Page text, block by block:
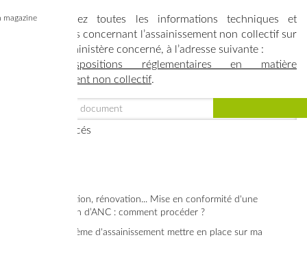
magazine
Vous trouverez toutes les informations techniques et
réglementaires concernant l’assainissement non collectif sur
le portail du ministère concerné, à l’adresse suivante :
Les dispositions réglementaires en matière
d’assainissement non collectif.
Filtres avancés
Construction, rénovation... Mise en conformité d'une
installation d’ANC : comment procéder ?
Quel système d'assainissement mettre en place sur ma